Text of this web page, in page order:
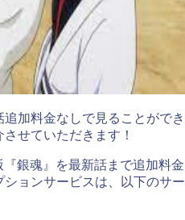
加料金なしで見ることができ
せていただきます！
銀魂』を最新話まで追加料金
ョンサービスは、以下のサー